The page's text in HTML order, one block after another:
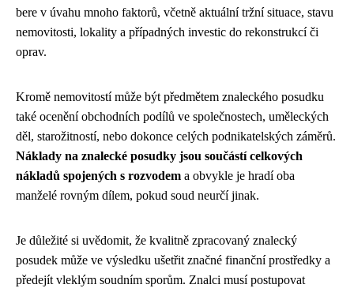
bere v úvahu mnoho faktorů, včetně aktuální tržní situace, stavu
nemovitosti, lokality a případných investic do rekonstrukcí či
oprav.
Kromě nemovitostí může být předmětem znaleckého posudku
také ocenění obchodních podílů ve společnostech, uměleckých
děl, starožitností, nebo dokonce celých podnikatelských záměrů.
Náklady na znalecké posudky jsou součástí celkových
nákladů spojených s rozvodem a obvykle je hradí oba
manželé rovným dílem, pokud soud neurčí jinak.
Je důležité si uvědomit, že kvalitně zpracovaný znalecký
posudek může ve výsledku ušetřit značné finanční prostředky a
předejít vleklým soudním sporům. Znalci musí postupovat